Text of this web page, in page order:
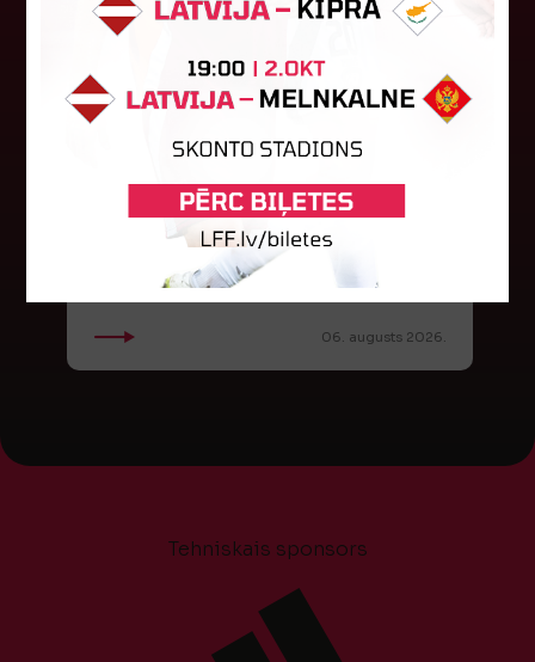
Jūlijā par labāko "LuckyBet" SFL
atzīta Keita Zviedre
Par "LuckyBet" Sieviešu futbola līgas jūnija
labāko spēlētāju atzīta FS "Metta" spēlētāja
Keita Zviedre. Uzvarētāja tika noskaidrota
balsojumā, kurā tika apkopotas...
06. augusts 2026.
Tehniskais sponsors